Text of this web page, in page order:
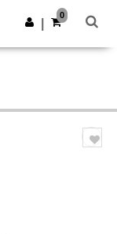
Last ned app
0